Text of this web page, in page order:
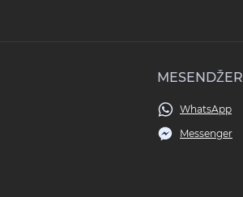
MESENDŽERI
WhatsApp
Messenger